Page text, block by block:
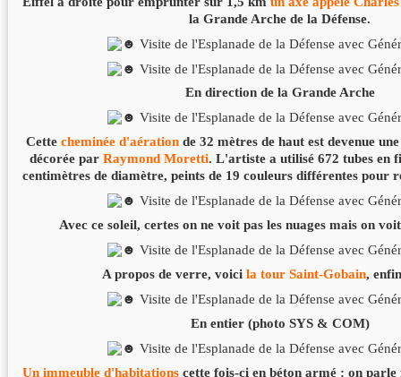
la Grande Arche de la Défense.
En direction de la Grande Arche
Cette cheminée d'aération de 32 mètres de haut est devenue
décorée par Raymond Moretti. L'artiste a utilisé 672 tubes en
centimètres de diamètre, peints de 19 couleurs différentes pour
Avec ce soleil, certes on ne voit pas les nuages mais on
A propos de verre, voicila tour Saint-Gobain,
En entier (photo SYS & COM)
Un immeuble d'habitations cette fois-ci en béton armé : on